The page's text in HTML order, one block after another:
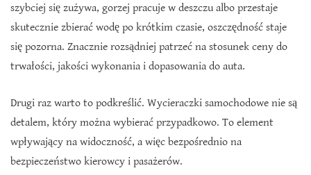
szybciej się zużywa, gorzej pracuje w deszczu albo przestaje
skutecznie zbierać wodę po krótkim czasie, oszczędność staje
się pozorna. Znacznie rozsądniej patrzeć na stosunek ceny do
trwałości, jakości wykonania i dopasowania do auta.
Drugi raz warto to podkreślić. Wycieraczki samochodowe nie są
detalem, który można wybierać przypadkowo. To element
wpływający na widoczność, a więc bezpośrednio na
bezpieczeństwo kierowcy i pasażerów.